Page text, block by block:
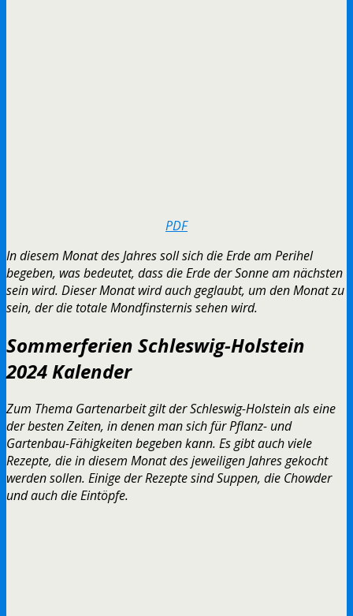
PDF
In diesem Monat des Jahres soll sich die Erde am Perihel
begeben, was bedeutet, dass die Erde der Sonne am nächsten
sein wird. Dieser Monat wird auch geglaubt, um den Monat zu
sein, der die totale Mondfinsternis sehen wird.
Sommerferien Schleswig-Holstein
2024 Kalender
Zum Thema Gartenarbeit gilt der Schleswig-Holstein als eine
der besten Zeiten, in denen man sich für Pflanz- und
Gartenbau-Fähigkeiten begeben kann. Es gibt auch viele
Rezepte, die in diesem Monat des jeweiligen Jahres gekocht
werden sollen. Einige der Rezepte sind Suppen, die Chowder
und auch die Eintöpfe.